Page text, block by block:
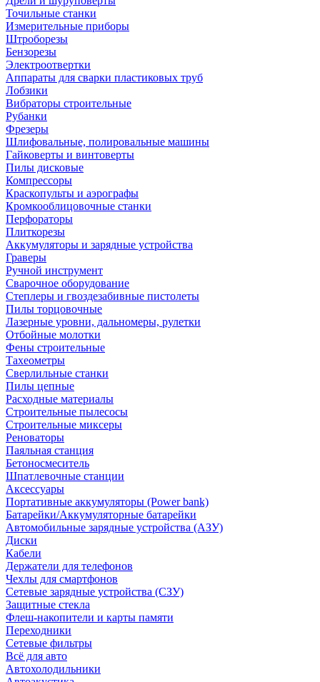
Точильные станки
Измерительные приборы
Штроборезы
Бензорезы
Электроотвертки
Аппараты для сварки пластиковых труб
Лобзики
Вибраторы строительные
Рубанки
Фрезеры
Шлифовальные, полировальные машины
Гайковерты и винтоверты
Пилы дисковые
Компрессоры
Краскопульты и аэрографы
Кромкооблицовочные станки
Перфораторы
Плиткорезы
Аккумуляторы и зарядные устройства
Граверы
Ручной инструмент
Сварочное оборудование
Степлеры и гвоздезабивные пистолеты
Пилы торцовочные
Лазерные уровни, дальномеры, рулетки
Отбойные молотки
Фены строительные
Тахеометры
Сверлильные станки
Пилы цепные
Расходные материалы
Строительные пылесосы
Строительные миксеры
Реноваторы
Паяльная станция
Бетоносмеситель
Шпатлевочные станции
Аксессуары
Портативные аккумуляторы (Power bank)
Батарейки/Аккумуляторные батарейки
Автомобильные зарядные устройства (АЗУ)
Диски
Кабели
Держатели для телефонов
Чехлы для смартфонов
Сетевые зарядные устройства (СЗУ)
Защитные стекла
Флеш-накопители и карты памяти
Переходники
Сетевые фильтры
Всё для авто
Автохолодильники